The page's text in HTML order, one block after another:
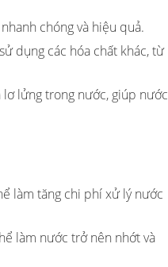
chóng và hiệu quả.
dụng các hóa chất khác, từ
lơ lửng trong nước, giúp nước
làm tăng chi phí xử lý nước
làm nước trở nên nhớt và